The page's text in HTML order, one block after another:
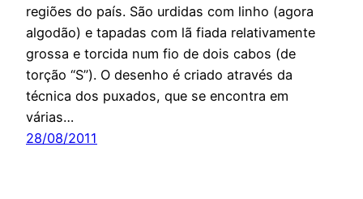
regiões do país. São urdidas com linho (agora
algodão) e tapadas com lã fiada relativamente
grossa e torcida num fio de dois cabos (de
torção “S”). O desenho é criado através da
técnica dos puxados, que se encontra em
várias…
28/08/2011